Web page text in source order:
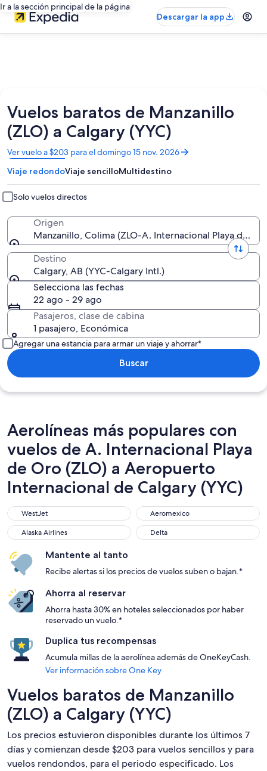
Ir a la sección principal de la página
Descargar la app
Vuelos baratos de Manzanillo
(ZLO) a Calgary (YYC)
Ver vuelo a $203 para el domingo 15 nov. 2026
Se
abrirá
en
una
nueva
ventana
Viaje redondoViaje sencilloMultidestino
Solo vuelos directos
Origen
Manzanillo, Colima (ZLO-A. Internacional Playa de
Destino
Calgary, AB (YYC-Calgary Intl.)
Selecciona las fechas
22 ago - 29 ago
Pasajeros, clase de cabina
1 pasajero, Económica
Agregar una estancia para armar un viaje y ahorrar*
Buscar
Aerolíneas más populares con
vuelos de A. Internacional Playa
de Oro (ZLO) a Aeropuerto
Internacional de Calgary (YYC)
WestJet
WestJet Aeromexico
Aeromexico
Alaska Airlines
Alaska Airlines Delta
Delta
Mantente al tanto
Recibe alertas si los precios de vuelos suben o bajan.*
Ahorra al reservar
Ahorra hasta 30% en hoteles seleccionados por haber
reservado un vuelo.*
Duplica tus recompensas
Acumula millas de la aerolínea además de OneKeyCash.
Ver información sobre One Key
Vuelos baratos de Manzanillo
(ZLO) a Calgary (YYC)
Los precios estuvieron disponibles durante los últimos 7
días y comienzan desde $203 para vuelos sencillos y para
vuelos rendondos, para el periodo especificado. Los